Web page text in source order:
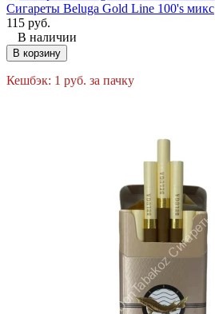
Сигареты Beluga Gold Line 100's микс
115 руб.
В наличии
В корзину
Кешбэк: 1 руб. за пачку